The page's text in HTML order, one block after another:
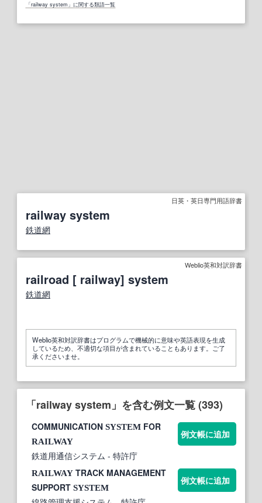
「railway system」に関する類語一覧
日英・英日専門用語辞書
railway system
鉄道網
Weblio英和対訳辞書
railroad [ railway] system
鉄道網
Weblio英和対訳辞書はプログラムで機械的に意味や英語表現を生成
しているため、不適切な項目が含まれていることもあります。ご了
承くださいませ。
「railway system」を含む例文一覧 (393)
COMMUNICATION SYSTEM FOR
RAILWAY
鉄道用通信システム - 特許庁
例文帳に追加
RAILWAY TRACK MANAGEMENT
SUPPORT SYSTEM
例文帳に追加